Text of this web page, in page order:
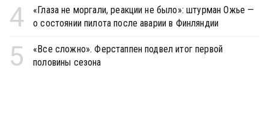
4
«Глаза не моргали, реакции не было»: штурман Ожье —
о состоянии пилота после аварии в Финляндии
5
«Все сложно». Ферстаппен подвел итог первой
половины сезона